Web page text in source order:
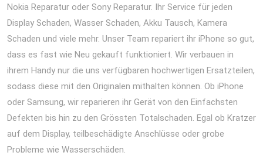
Nokia Reparatur oder Sony Reparatur. Ihr Service für jeden
Display Schaden, Wasser Schaden, Akku Tausch, Kamera
Schaden und viele mehr. Unser Team repariert ihr iPhone so gut,
dass es fast wie Neu gekauft funktioniert. Wir verbauen in
ihrem Handy nur die uns verfügbaren hochwertigen Ersatzteilen,
sodass diese mit den Originalen mithalten können. Ob iPhone
oder Samsung, wir reparieren ihr Gerät von den Einfachsten
Defekten bis hin zu den Grössten Totalschaden. Egal ob Kratzer
auf dem Display, teilbeschädigte Anschlüsse oder grobe
Probleme wie Wasserschäden.